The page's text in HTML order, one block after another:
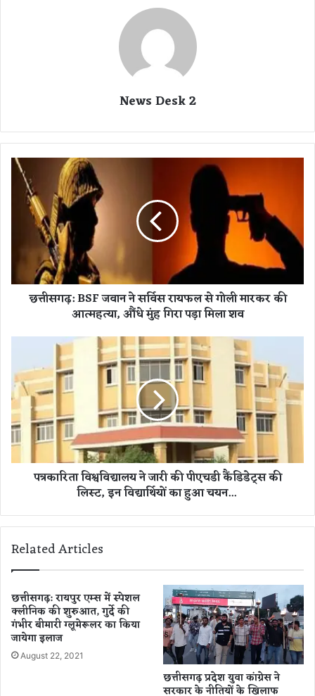
News Desk 2
छ
F
र्वि
स
रा
य
फ
ल
से
र
र
त्म
ह
त्या
,
औं
छत्तीसगढ़: BSF जवान ने सर्विस रायफल से गोली मारकर की
आत्महत्या, औंधे मुंह गिरा पड़ा मिला शव
का
रि
ता
वि
श्व
वि
द्या
की
च
डी
कैं
डि
डे
पत्रकारिता विश्वविद्यालय ने जारी की पीएचडी कैंडिडेट्स की
लिस्ट, इन विद्यार्थियों का हुआ चयन...
Related Articles
छत्तीसगढ़: रायपुर एम्स में स्पेशल
क्लीनिक की शुरुआत, गुर्दे की
गंभीर बीमारी ग्लूमेरूलर का किया
जायेगा इलाज
August 22, 2021
छत्तीसगढ़ प्रदेश युवा कांग्रेस ने
सरकार के नीतियों के खिलाफ